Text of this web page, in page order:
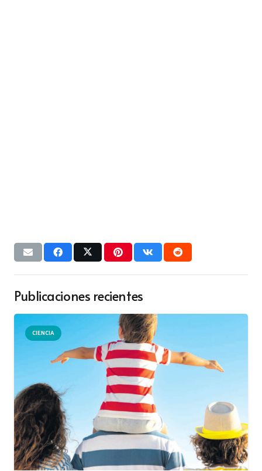
Publicaciones recientes
CIENCIA